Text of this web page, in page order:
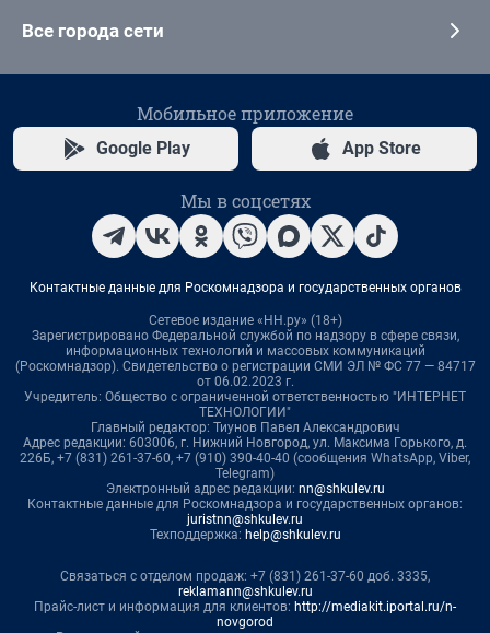
Все города сети
Мобильное приложение
Google Play App Store
Мы в соцсетях
Контактные данные для Роскомнадзора и государственных органов
Сетевое издание «НН.ру» (18+)
Зарегистрировано Федеральной службой по надзору в сфере связи,
информационных технологий и массовых коммуникаций
(Роскомнадзор). Свидетельство о регистрации СМИ ЭЛ № ФС 77 — 84717
от 06.02.2023 г.
Учредитель: Общество с ограниченной ответственностью "ИНТЕРНЕТ
ТЕХНОЛОГИИ"
Главный редактор: Тиунов Павел Александрович
Адрес редакции: 603006, г. Нижний Новгород, ул. Максима Горького, д.
226Б, +7 (831) 261-37-60, +7 (910) 390-40-40 (сообщения WhatsApp, Viber,
Telegram)
Электронный адрес редакции: nn@shkulev.ru
Контактные данные для Роскомнадзора и государственных органов:
juristnn@shkulev.ru
Техподдержка: help@shkulev.ru
Связаться с отделом продаж: +7 (831) 261-37-60 доб. 3335,
reklamann@shkulev.ru
Прайс-лист и информация для клиентов: http://mediakit.iportal.ru/n-
novgorod